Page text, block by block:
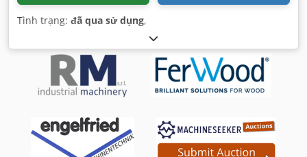
Tình trạng: đã qua sử dụng,